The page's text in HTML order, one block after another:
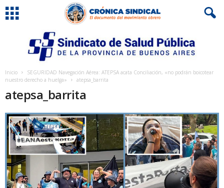
Inicio
SEGURIDAD Navegación Aérea: ATEPSA acata Conciliación, «no podrán boicotear
nuestro derecho a huelga»
atepsa_barrita
atepsa_barrita